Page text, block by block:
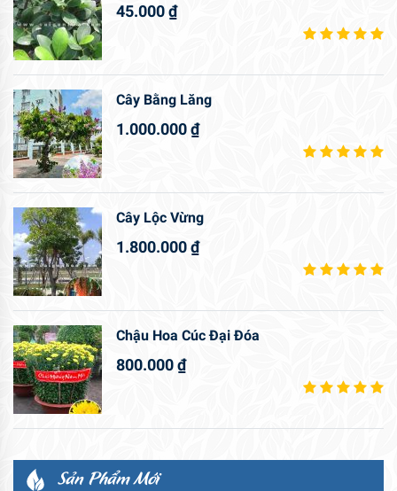
45.000₫
Cây Bằng Lăng
1.000.000₫
Cây Lộc Vừng
1.800.000₫
Chậu Hoa Cúc Đại Đóa
800.000₫
Sản Phẩm Mới